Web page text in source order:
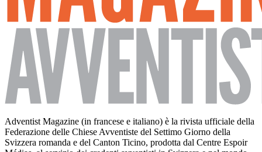
Adventist Magazine (in francese e italiano) è la rivista ufficiale della
Federazione delle Chiese Avventiste del Settimo Giorno della
Svizzera romanda e del Canton Ticino, prodotta dal Centre Espoir